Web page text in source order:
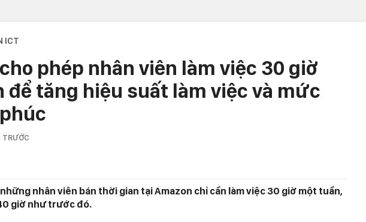
ICT
phép nhân viên làm việc 30 giờ
để tăng hiệu suất làm việc và mức
TRƯỚC
nhân viên bán thời gian tại Amazon chỉ cần làm việc 30 giờ một tuần,
giờ như trước đó.